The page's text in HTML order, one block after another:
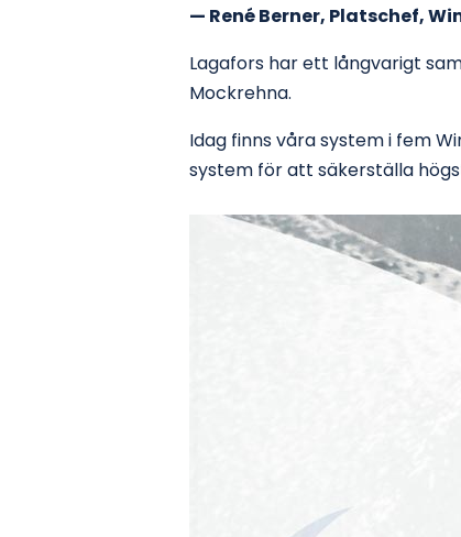
— René Berner, Platschef,
Lagafors har ett långvarigt
Mockrehna.
Idag finns våra system i fem
system för att säkerställa